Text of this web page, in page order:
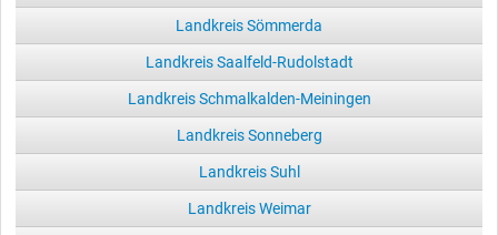
Landkreis Sömmerda
Landkreis Saalfeld-Rudolstadt
Landkreis Schmalkalden-Meiningen
Landkreis Sonneberg
Landkreis Suhl
Landkreis Weimar